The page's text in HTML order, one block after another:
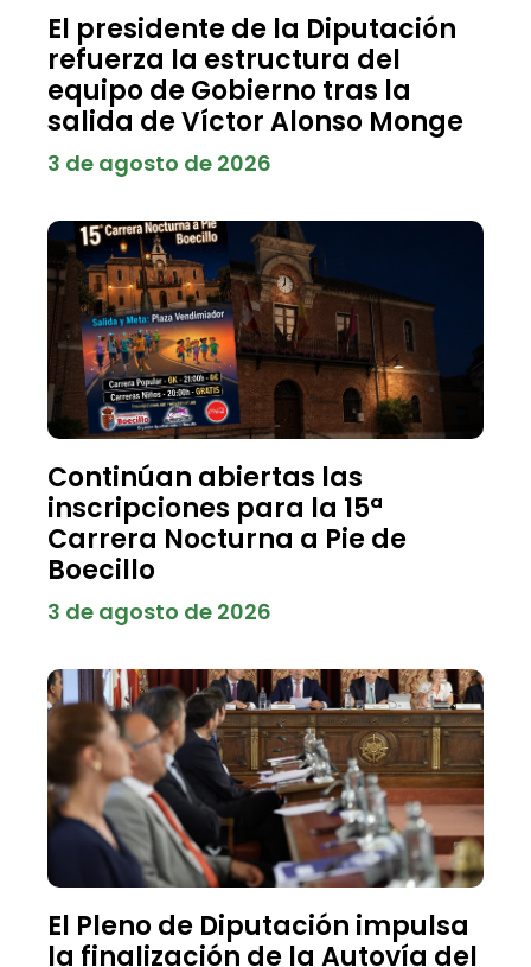
El presidente de la Diputación
refuerza la estructura del
equipo de Gobierno tras la
salida de Víctor Alonso Monge
3 de agosto de 2026
Continúan abiertas las
inscripciones para la 15ª
Carrera Nocturna a Pie de
Boecillo
3 de agosto de 2026
El Pleno de Diputación impulsa
la finalización de la Autovía del